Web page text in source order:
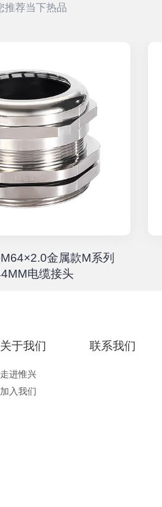
推荐当下热品
金属款M系列
电缆接头
关于我们
走进惟兴
加入我们
联系我们